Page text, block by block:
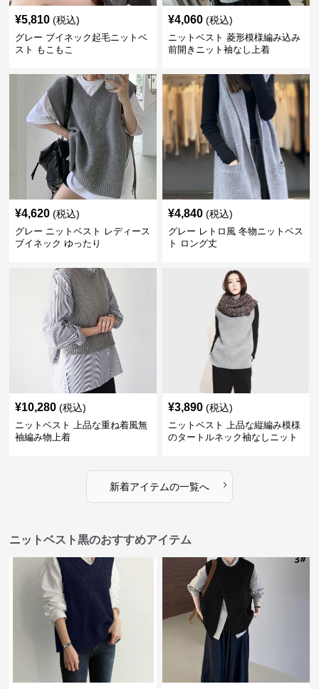
¥5,810 (税込)
グレー ブイネック起毛ニットベ
スト もこもこ
¥4,060 (税込)
ニットベスト 菱形模様編み込み
前開きニット袖なし上着
¥4,620 (税込)
グレー ニットベスト レディース
ブイネック ゆったり
¥4,840 (税込)
グレー レトロ風 冬物ニットベス
ト ロング丈
¥10,280 (税込)
ニットベスト 上品な重ね着風無
袖編み物上着
¥3,890 (税込)
ニットベスト 上品な縦編み模様
のタートルネック袖なしニット
新着アイテムの一覧へ ›
ニットベスト黒のおすすめアイテム